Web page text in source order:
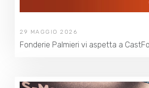
29 MAGGIO 2026
Fonderie Palmieri vi aspetta a